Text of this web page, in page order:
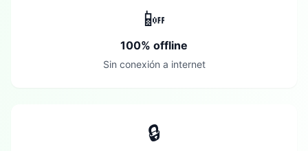
📴
100% offline
Sin conexión a internet
🔒